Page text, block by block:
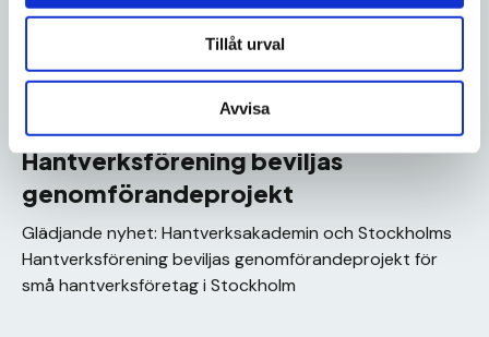
Tillåt urval
Avvisa
02.06.2026
Hantverksakademin och Stockholms
Hantverksförening beviljas
genomförandeprojekt
Glädjande nyhet: Hantverksakademin och Stockholms
Hantverksförening beviljas genomförandeprojekt för
små hantverksföretag i Stockholm